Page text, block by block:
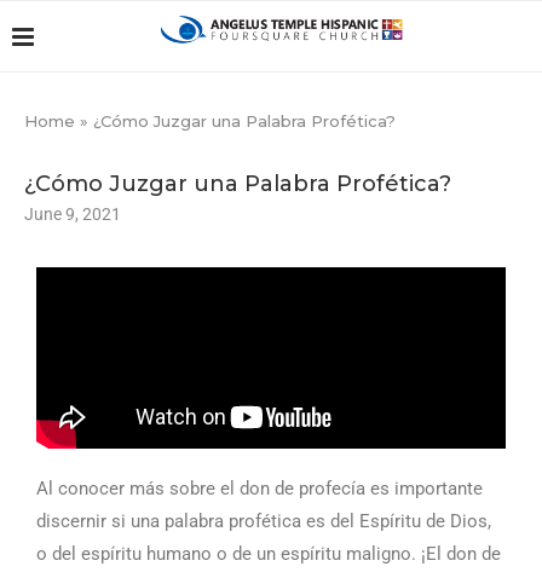
Home » ¿Cómo Juzgar una Palabra Profética?
¿Cómo Juzgar una Palabra Profética?
June 9, 2021
Al conocer más sobre el don de profecía es importante
discernir si una palabra profética es del Espíritu de Dios,
o del espíritu humano o de un espíritu maligno. ¡El don de